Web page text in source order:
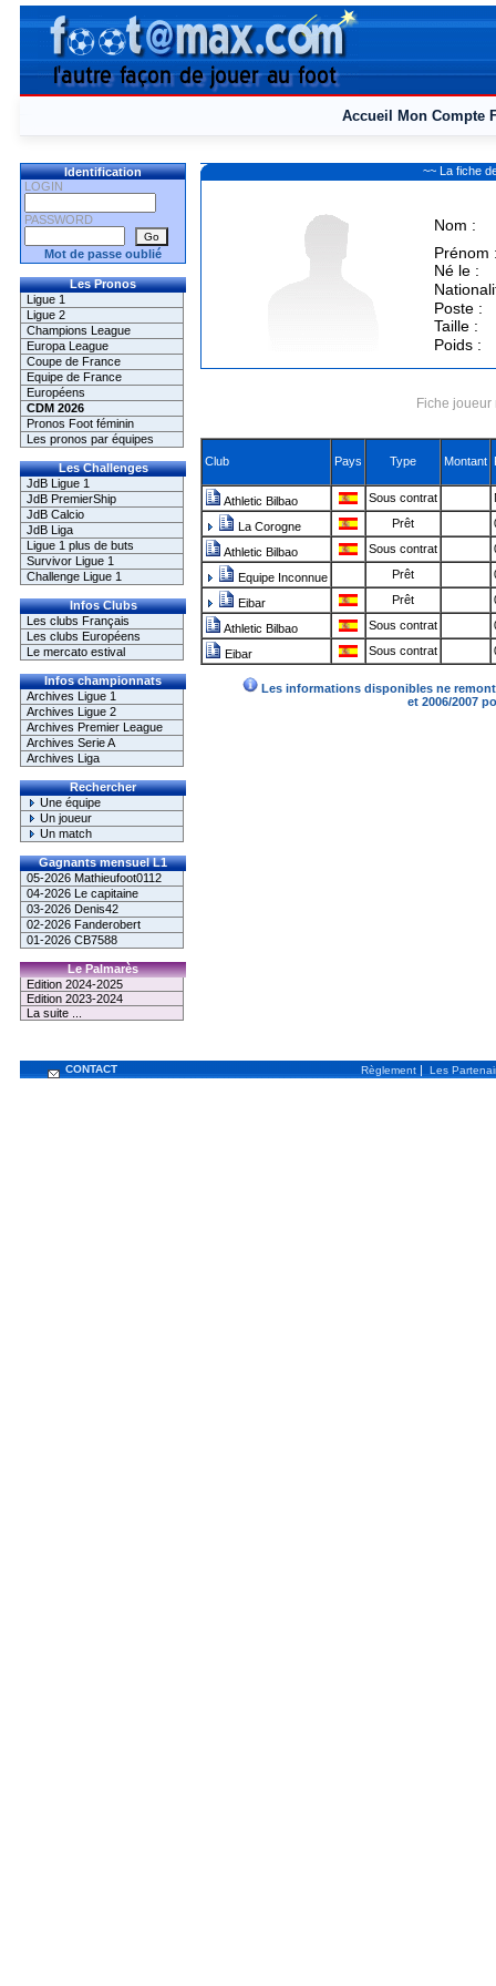
Accueil Mon Compte
Identification
LOGIN
PASSWORD
Mot de passe oublié
Les Pronos
Ligue 1
Ligue 2
Champions League
Europa League
Coupe de France
Equipe de France
Européens
CDM 2026
Pronos Foot féminin
Les pronos par équipes
Les Challenges
JdB Ligue 1
JdB PremierShip
JdB Calcio
JdB Liga
Ligue 1 plus de buts
Survivor Ligue 1
Challenge Ligue 1
Infos Clubs
Les clubs Français
Les clubs Européens
Le mercato estival
Infos championnats
Archives Ligue 1
Archives Ligue 2
Archives Premier League
Archives Serie A
Archives Liga
Rechercher
Une équipe
Un joueur
Un match
Gagnants mensuel L1
05-2026 Mathieufoot0112
04-2026 Le capitaine
03-2026 Denis42
02-2026 Fanderobert
01-2026 CB7588
Le Palmarès
Edition 2024-2025
Edition 2023-2024
La suite ...
~~ La fiche
Nom :
Prénom
Né le :
Poste :
Taille :
Poids :
Fiche
Club Pays Type Montant
Athletic Bilbao Sous contrat
La Corogne Prêt
Athletic Bilbao Sous contrat
Equipe Inconnue Prêt
Eibar Prêt
Athletic Bilbao Sous contrat
Eibar Sous contrat
Les informations disponibles ne
et 2006/2007
CONTACT Règlement | Les